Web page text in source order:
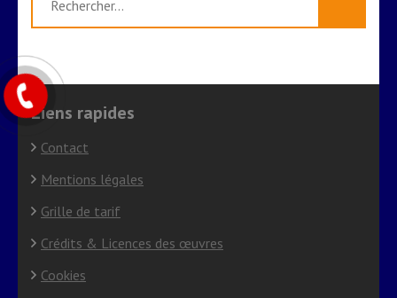
Liens rapides
Contact
Mentions légales
Grille de tarif
Crédits & Licences des œuvres
Cookies